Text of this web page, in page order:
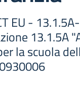
EU -
13.1.5A
la scuola